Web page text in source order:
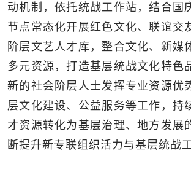
动机制，依托统战工作站，结合国
节点常态化开展红色文化、联谊交
阶层文艺人才库，整合文化、新媒
多元资源，打造基层统战文化特色
新的社会阶层人士发挥专业资源优
层文化建设、公益服务等工作，持
才资源转化为基层治理、地方发展
断提升新专联组织活力与基层统战